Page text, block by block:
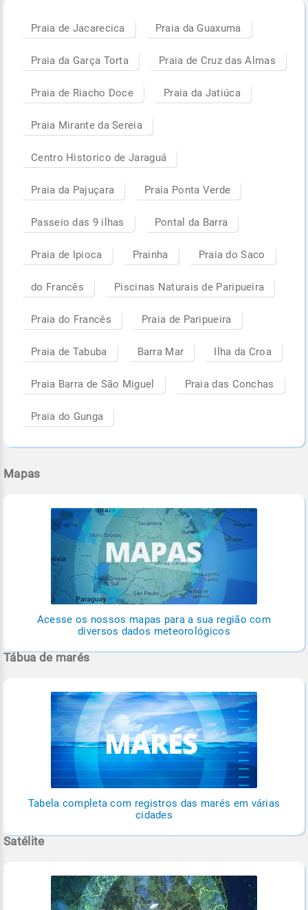
Praia de Jacarecica Praia da Guaxuma
Praia da Garça Torta Praia de Cruz das Almas
Praia de Riacho Doce Praia da Jatiúca
Praia Mirante da Sereia
Centro Historico de Jaraguá
Praia da Pajuçara Praia Ponta Verde
Passeio das 9 ilhas Pontal da Barra
Praia de Ipioca Prainha Praia do Saco
do Francês Piscinas Naturais de Paripueira
Praia do Francês Praia de Paripueira
Praia de Tabuba Barra Mar Ilha da Croa
Praia Barra de São Miguel Praia das Conchas
Praia do Gunga
Mapas
Acesse os nossos mapas para a sua região com
diversos dados meteorológicos
Tábua de marés
Tabela completa com registros das marés em várias
cidades
Satélite